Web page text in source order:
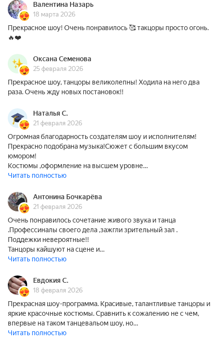
Валентина Назарь
18 марта 2026
Прекрасное шоу! Очень понравилось 🥰 такцоры просто огонь.
🔥❤️
Оксана Семенова
25 февраля 2026
Прекрасное шоу, танцоры великолепны! Ходила на него два
раза. Очень жду новых постановок!!
Наталья С.
21 февраля 2026
Огромная благодарность создателям шоу и исполнителям!
Прекрасно подобрана музыка!Сюжет с большим вкусом
юмором!
Костюмы ,оформление на высшем уровне…
Читать полностью
Антонина Бочкарёва
21 февраля 2026
Очень понравилось сочетание живого звука и танца
.Профессиналы своего дела ,зажгли зрительный зал .
Поддежки невероятные!!
Танцоры кайшуют на сцене и…
Читать полностью
Евдокия С.
18 февраля 2026
Прекрасная шоу-программа. Красивые, талантливые танцоры и
яркие красочные костюмы. Сравнить к сожалению не с чем,
впервые на таком танцевальом шоу, но…
Читать полностью